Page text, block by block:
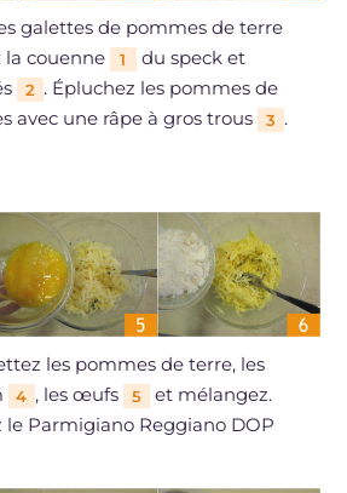
galettes de pommes de terre
la couenne
1
du speck et
2 . Épluchez les pommes de
avec une râpe à gros trous
3 .
les pommes de terre, les
4 , les œufs 5
et mélangez.
le Parmigiano Reggiano DOP